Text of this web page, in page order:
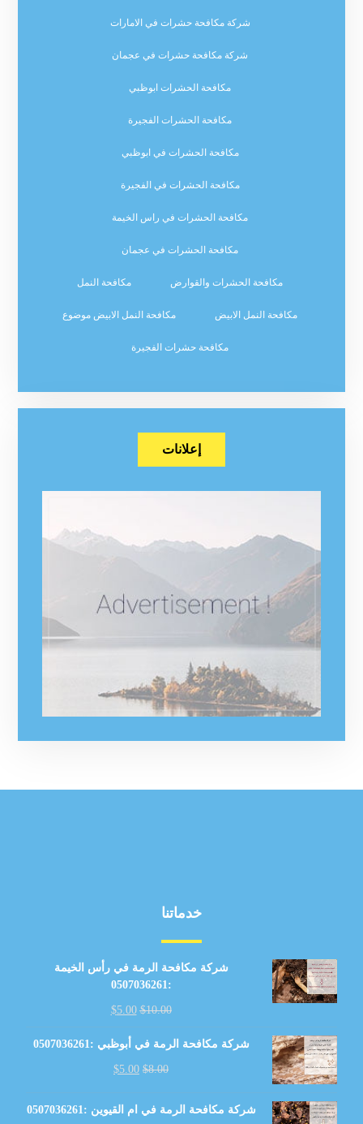
شركة مكافحة حشرات في الامارات
شركة مكافحة حشرات في عجمان
مكافحة الحشرات ابوظبي
مكافحة الحشرات الفجيرة
مكافحة الحشرات في ابوظبي
مكافحة الحشرات في الفجيرة
مكافحة الحشرات في راس الخيمة
مكافحة الحشرات في عجمان
مكافحة الحشرات والقوارض مكافحة النمل
مكافحة النمل الابيض مكافحة النمل الابيض موضوع
مكافحة حشرات الفجيرة
إعلانات
خدماتنا
شركة مكافحة الرمة في رأس الخيمة
:0507036261
$10.00
$5.00
شركة مكافحة الرمة في أبوظبي :0507036261
$8.00
$5.00
شركة مكافحة الرمة في ام القيوين :0507036261